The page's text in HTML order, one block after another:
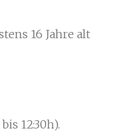
16 Jahre alt
12:30h).